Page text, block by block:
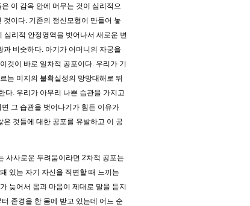
이 감옥 안에 머무는 것이 심리적으
이다. 기존의 정신모형이 만들어 놓
리적 안정영역을 벗어나서 새로운 변
비슷하다. 아기가 어머니의 자궁을
것이 바로 일차적 공포이다. 우리가 기
는 미지의 불확실성의 망망대해로 뛰
다. 우리가 아무리 나쁜 습관을 가지고
그 습관을 벗어나기가 힘든 이유가
것들에 대한 공포를 유발하고 이 공
사사로운 두려움이라면 2차적 공포는
있는 자기 자신을 직면할 때 느끼는
늦어서 몸과 마음이 제대로 말을 듣지
존경을 한 몸에 받고 있는데 어느 순